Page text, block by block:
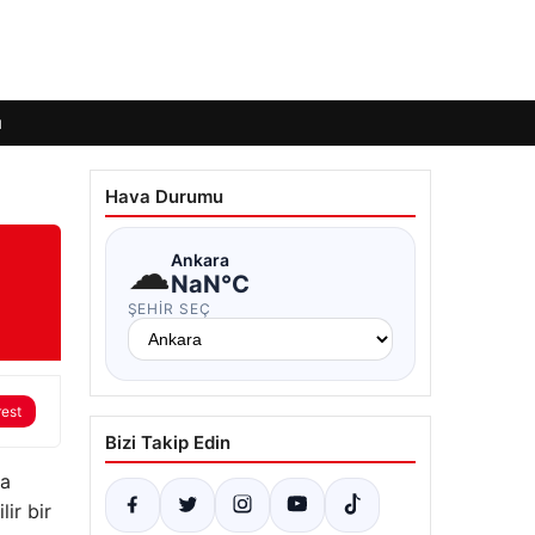
bir
Hava Durumu
☁Ankara
NaN°C
ŞEHIR SEÇ
Bizi Takip Edin